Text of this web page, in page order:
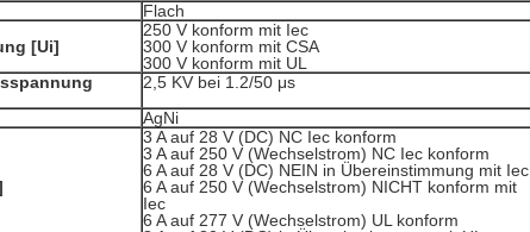
Flach
[Ui]
250 V konform mit Iec
300 V konform mit CSA
300 V konform mit UL
2,5 KV bei 1.2/50 μs
AgNi
3 A auf 28 V (DC) NC Iec konform
3 A auf 250 V (Wechselstrom) NC Iec konform
6 A auf 28 V (DC) NEIN in Übereinstimmung mit Iec
6 A auf 250 V (Wechselstrom) NICHT konform mit
Iec
6 A auf 277 V (Wechselstrom) UL konform